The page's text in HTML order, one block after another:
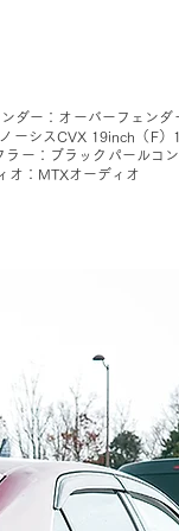
ダー：オーバーフェン
シスCVX 19inch（F）
ー：ブラックパールコ
オ：MTXオーディオ